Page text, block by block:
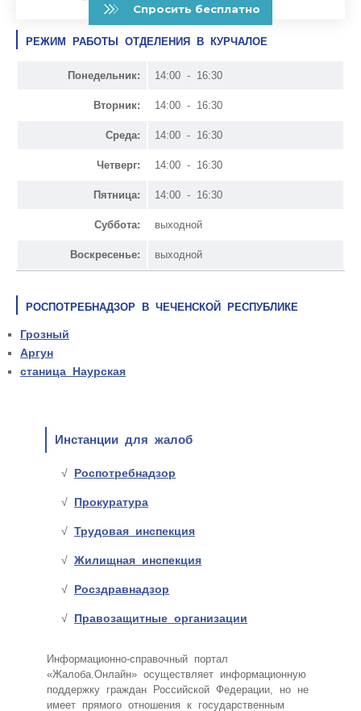
РЕЖИМ РАБОТЫ ОТДЕЛЕНИЯ В КУРЧАЛОЕ
Понедельник: 14:00 - 16:30
Вторник: 14:00 - 16:30
Среда: 14:00 - 16:30
Четверг: 14:00 - 16:30
Пятница: 14:00 - 16:30
Суббота: выходной
Воскресенье: выходной
РОСПОТРЕБНАДЗОР В ЧЕЧЕНСКОЙ РЕСПУБЛИКЕ
Грозный
Аргун
станица Наурская
Инстанции для жалоб
Роспотребнадзор
Прокуратура
Трудовая инспекция
Жилищная инспекция
Росздравнадзор
Правозащитные организации
Информационно-справочный портал
«Жалоба.Онлайн» осуществляет информационную
поддержку граждан Российской Федерации, но не
имеет прямого отношения к государственным